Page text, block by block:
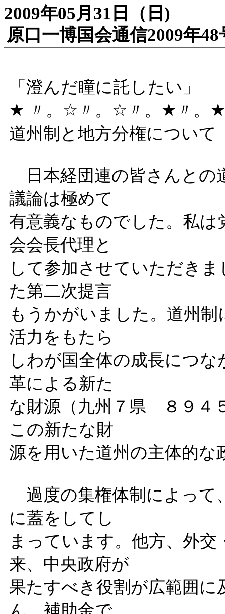
2009年05月31日（日)
原口一博国会通信2009年
「澄んだ瞳に託したい」
★ 〃。☆〃。☆〃。★〃。
道州制と地方分権について
日本経団連の皆さんとの
議論は極めて
有意義なものでした。私は
会会長代理と
して参加させていただき
た第二次提言
もうかがいました。道州
活力をもたら
しわが国全体の成長につ
革による新た
な財源（九州７県 ８９４
この新たな財
源を用いた道州の主体的
過度の集権体制によって
に蓋をしてし
まっています。他方、外
来、中央政府が
果たすべき役割が広範囲
ん。補助金で